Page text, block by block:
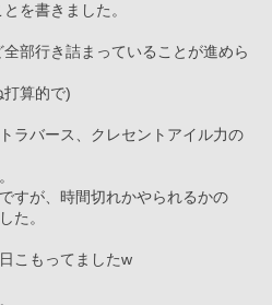
を書きました。
部行き詰まっていることが進めら
算的で)
ラバース、クレセントアイル力の
すが、時間切れかやられるかの
た。
こもってましたw